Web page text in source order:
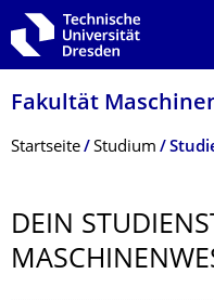
Zur Hauptnavigation
Zur Suche springen
Zum Inhalt springen
Fakultät
Breadcrumb-Menü
Startseite Studium
DEIN